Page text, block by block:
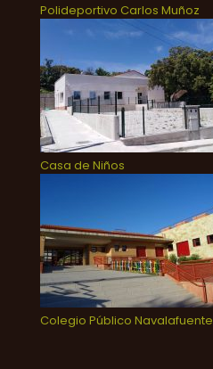
Polideportivo Carlos Muñoz
Casa de Niños
Colegio Público Navalafuente